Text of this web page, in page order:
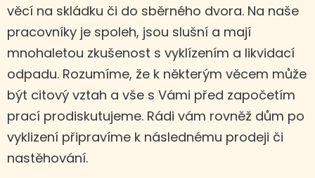
věcí na skládku či do sběrného dvora. Na naše
pracovníky je spoleh, jsou slušní a mají
mnohaletou zkušenost s vyklízením a likvidací
odpadu. Rozumíme, že k některým věcem může
být citový vztah a vše s Vámi před započetím
prací prodiskutujeme. Rádi vám rovněž dům po
vyklizení připravíme k následnému prodeji či
nastěhování.